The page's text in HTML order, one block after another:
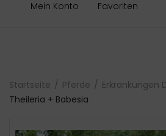
Mein Konto Favoriten
Startseite Pferde Erkrankungen
Theileria + Babesia